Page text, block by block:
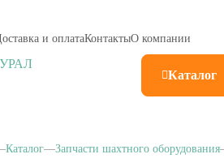
и оплатаКонтактыО компании
Каталог
Каталог Запчасти шахтного оборудования